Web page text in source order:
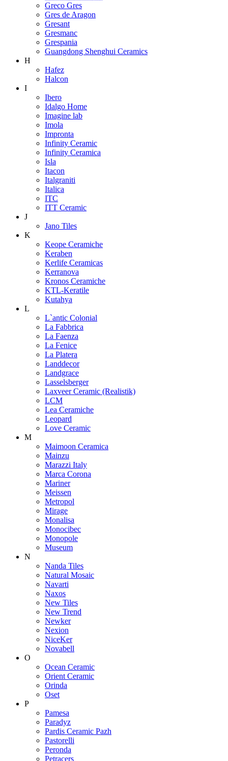
Greco Gres
Gres de Aragon
Gresant
Gresmanc
Grespania
Guangdong Shenghui Ceramics
H
Hafez
Halcon
I
Ibero
Idalgo Home
Imagine lab
Imola
Impronta
Infinity Ceramic
Infinity Ceramica
Isla
Itacon
Italgraniti
Italica
ITC
ITT Ceramic
J
Jano Tiles
K
Keope Ceramiche
Keraben
Kerlife Ceramicas
Kerranova
Kronos Ceramiche
KTL-Keratile
Kutahya
L
L`antic Colonial
La Fabbrica
La Faenza
La Fenice
La Platera
Landdecor
Landgrace
Lasselsberger
Laxveer Ceramic (Realistik)
LCM
Lea Ceramiche
Leopard
Love Ceramic
M
Maimoon Ceramica
Mainzu
Marazzi Italy
Marca Corona
Mariner
Meissen
Metropol
Mirage
Monalisa
Monocibec
Monopole
Museum
N
Nanda Tiles
Natural Mosaic
Navarti
Naxos
New Tiles
New Trend
Newker
Nexion
NiceKer
Novabell
O
Ocean Ceramic
Orient Ceramic
Orinda
Oset
P
Pamesa
Paradyz
Pardis Ceramic Pazh
Pastorelli
Peronda
Petracers